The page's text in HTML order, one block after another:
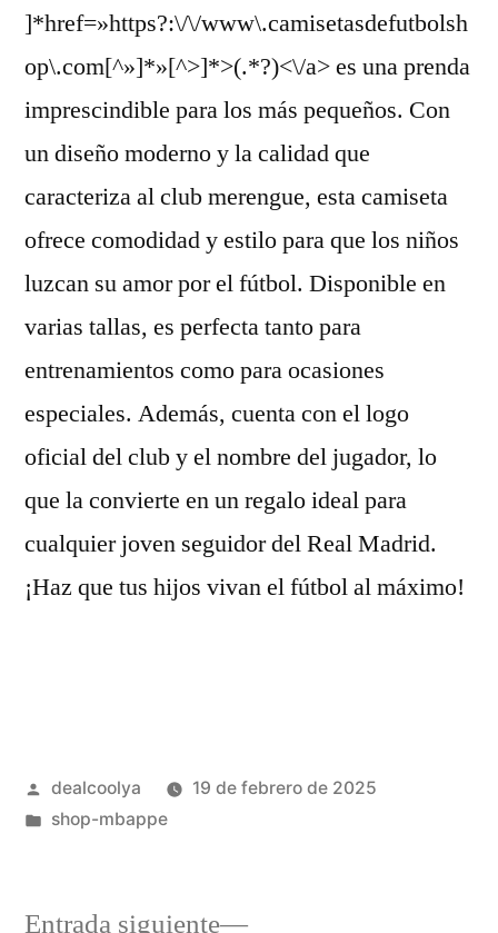
]*href=»https?:\/\/www\.camisetasdefutbolsh
op\.com[^»]*»[^>]*>(.*?)<\/a> es una prenda
imprescindible para los más pequeños. Con
un diseño moderno y la calidad que
caracteriza al club merengue, esta camiseta
ofrece comodidad y estilo para que los niños
luzcan su amor por el fútbol. Disponible en
varias tallas, es perfecta tanto para
entrenamientos como para ocasiones
especiales. Además, cuenta con el logo
oficial del club y el nombre del jugador, lo
que la convierte en un regalo ideal para
cualquier joven seguidor del Real Madrid.
¡Haz que tus hijos vivan el fútbol al máximo!
Publicado
por
dealcoolya
19 de febrero de 2025
Publicado
shop-mbappe
Entrada siguiente Entrada